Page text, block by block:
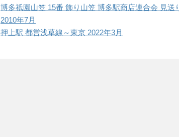
博多祇園山笠 15番 飾り山笠 博多駅商店連合会 見送
2010年7月
押上駅 都営浅草線～東京 2022年3月